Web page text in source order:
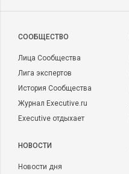
CООБЩЕСТВО
Лица Сообщества
Лига экспертов
История Сообщества
Журнал Executive.ru
Executive отдыхает
НОВОСТИ
Новости дня